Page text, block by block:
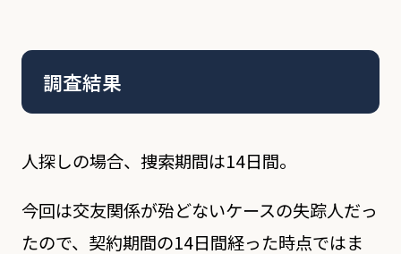
調査結果
人探しの場合、捜索期間は14日間。
今回は交友関係が殆どないケースの失踪人だっ
たので、契約期間の14日間経った時点ではま